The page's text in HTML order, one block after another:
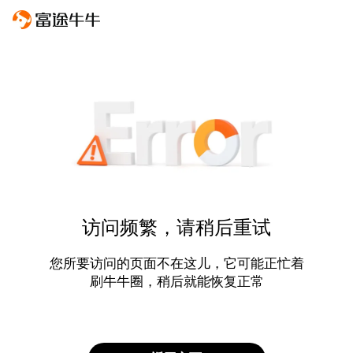
访问频繁，请稍后重试
您所要访问的页面不在这儿，它可能正忙着
刷牛牛圈，稍后就能恢复正常